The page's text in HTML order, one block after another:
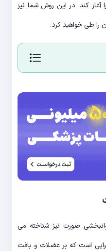
آغاز کند. در این روش شما نیز
را طی خواهید کرد.
صورت نیز شناخته می
است که بر عضلات و بافت